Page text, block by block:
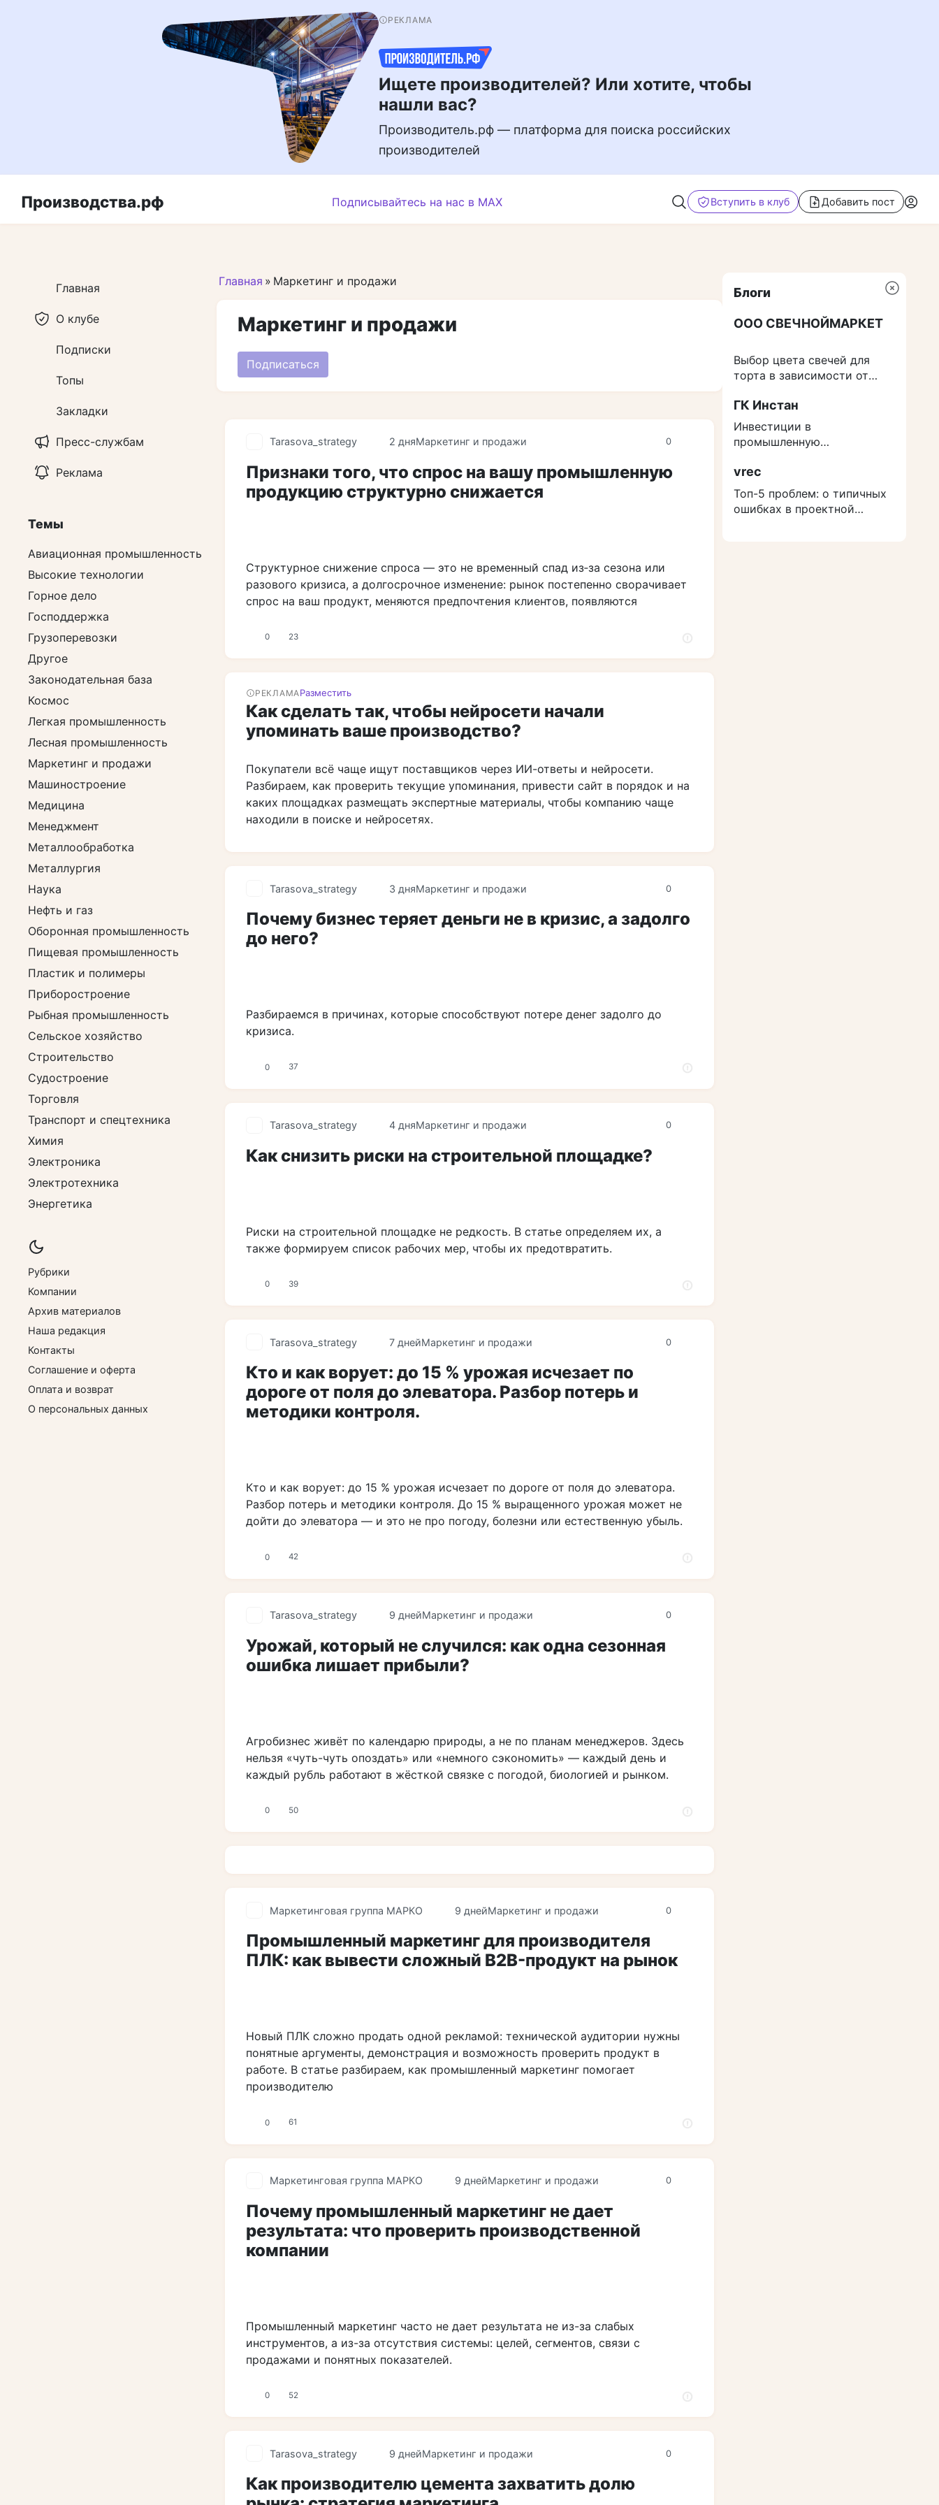
РЕКЛАМА
Ищете производителей? Или хотите, чтобы
нашли вас?
Производитель.рф — платформа для поиска российских
производителей
Производства.рф Подписывайтесь на нас в MAX Вступить в клуб Добавить пост
Главная » Маркетинг и продажи
Маркетинг и продажи
Подписаться
0
Tarasova_strategy 2 дняМаркетинг и продажи
Признаки того, что спрос на вашу промышленную
продукцию структурно снижается
Структурное снижение спроса — это не временный спад из‑за сезона или
разового кризиса, а долгосрочное изменение: рынок постепенно сворачивает
спрос на ваш продукт, меняются предпочтения клиентов, появляются
0 23
РЕКЛАМАРазместить
Как сделать так, чтобы нейросети начали
упоминать ваше производство?
Покупатели всё чаще ищут поставщиков через ИИ-ответы и нейросети.
Разбираем, как проверить текущие упоминания, привести сайт в порядок и на
каких площадках размещать экспертные материалы, чтобы компанию чаще
находили в поиске и нейросетях.
0
Tarasova_strategy 3 дняМаркетинг и продажи
Почему бизнес теряет деньги не в кризис, а задолго
до него?
Разбираемся в причинах, которые способствуют потере денег задолго до
кризиса.
0 37
0
Tarasova_strategy 4 дняМаркетинг и продажи
Как снизить риски на строительной площадке?
Риски на строительной площадке не редкость. В статье определяем их, а
также формируем список рабочих мер, чтобы их предотвратить.
0 39
0
Tarasova_strategy 7 днейМаркетинг и продажи
Кто и как ворует: до 15 % урожая исчезает по
дороге от поля до элеватора. Разбор потерь и
методики контроля.
Кто и как ворует: до 15 % урожая исчезает по дороге от поля до элеватора.
Разбор потерь и методики контроля. До 15 % выращенного урожая может не
дойти до элеватора — и это не про погоду, болезни или естественную убыль.
0 42
0
Tarasova_strategy 9 днейМаркетинг и продажи
Урожай, который не случился: как одна сезонная
ошибка лишает прибыли?
Агробизнес живёт по календарю природы, а не по планам менеджеров. Здесь
нельзя «чуть-чуть опоздать» или «немного сэкономить» — каждый день и
каждый рубль работают в жёсткой связке с погодой, биологией и рынком.
0 50
0
Маркетинговая группа МАРКО 9 днейМаркетинг и продажи
Промышленный маркетинг для производителя
ПЛК: как вывести сложный B2B-продукт на рынок
Новый ПЛК сложно продать одной рекламой: технической аудитории нужны
понятные аргументы, демонстрация и возможность проверить продукт в
работе. В статье разбираем, как промышленный маркетинг помогает
производителю
0 61
0
Маркетинговая группа МАРКО 9 днейМаркетинг и продажи
Почему промышленный маркетинг не дает
результата: что проверить производственной
компании
Промышленный маркетинг часто не дает результата не из-за слабых
инструментов, а из-за отсутствия системы: целей, сегментов, связи с
продажами и понятных показателей.
0 52
0
Tarasova_strategy 9 днейМаркетинг и продажи
Как производителю цемента захватить долю
Главная
О клубе
Подписки
Топы
Закладки
Пресс-службам
Реклама
Темы
Авиационная промышленность
Высокие технологии
Горное дело
Господдержка
Грузоперевозки
Другое
Законодательная база
Космос
Легкая промышленность
Лесная промышленность
Маркетинг и продажи
Машиностроение
Медицина
Менеджмент
Металлообработка
Металлургия
Наука
Нефть и газ
Оборонная промышленность
Пищевая промышленность
Пластик и полимеры
Приборостроение
Рыбная промышленность
Сельское хозяйство
Строительство
Судостроение
Торговля
Транспорт и спецтехника
Химия
Электроника
Электротехника
Энергетика
Рубрики
Компании
Архив материалов
Наша редакция
Контакты
Соглашение и оферта
Оплата и возврат
О персональных данных
Блоги
ООО СВЕЧНОЙМАРКЕТ
Выбор цвета свечей для
торта в зависимости от
ГК Инстан
Инвестиции в
промышленную
защититься от роста
расходов на строительство
vrec
Топ-5 проблем: о типичных
ошибках в проектной